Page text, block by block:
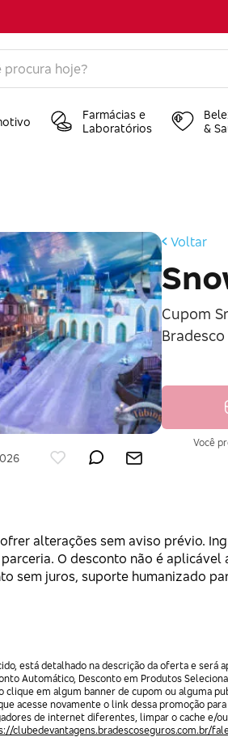
Farmácias e
Laboratórios
&
Voltar
Cupom
Você
alterações sem aviso prévio.
O desconto não é
sem juros, suporte humanizado
está detalhado na descrição da oferta e será
Automático, Desconto em Produtos
clique em algum banner de cupom ou alguma
acesse novamente o link dessa promoção
de internet diferentes, limpar o cache e/
clubedevantagens.bradescoseguros.com.br/